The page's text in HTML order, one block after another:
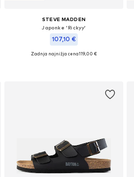
STEVE MADDEN
Japonke 'Rickyy'
107,10 €
Razpoložljive velikosti: 36, 37, 38, 39, 40, 41
Zadnja najnižja cena119,00 €